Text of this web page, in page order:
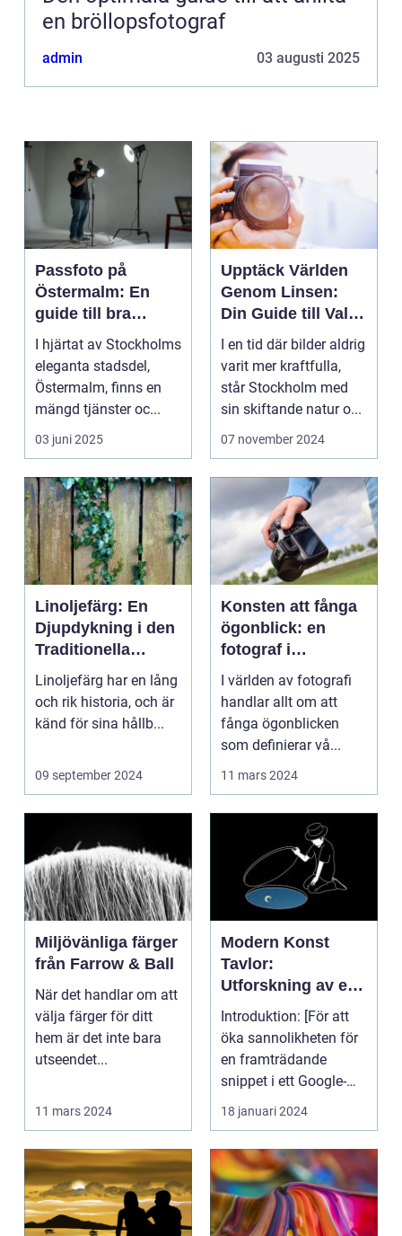
en bröllopsfotograf
admin 03 augusti 2025
Passfoto på
Östermalm: En
guide till bra
porträttfotograferi
ng
I hjärtat av Stockholms
eleganta stadsdel,
Östermalm, finns en
mängd tjänster oc...
03 juni 2025
Upptäck Världen
Genom Linsen:
Din Guide till Val
av Fotograf i
Stockholm
I en tid där bilder aldrig
varit mer kraftfulla,
står Stockholm med
sin skiftande natur o...
07 november 2024
Linoljefärg: En
Djupdykning i den
Traditionella
Målartekniken
Linoljefärg har en lång
och rik historia, och är
känd för sina hållb...
09 september 2024
Konsten att fånga
ögonblick: en
fotograf i
Norrköping
I världen av fotografi
handlar allt om att
fånga ögonblicken
som definierar vå...
11 mars 2024
Miljövänliga färger
från Farrow & Ball
När det handlar om att
välja färger för ditt
hem är det inte bara
utseendet...
11 mars 2024
Modern Konst
Tavlor:
Utforskning av ett
Kreativt Uttryck
Introduktion: [För att
öka sannolikheten för
en framträdande
snippet i ett Google-
sök är det viktigt...
18 januari 2024